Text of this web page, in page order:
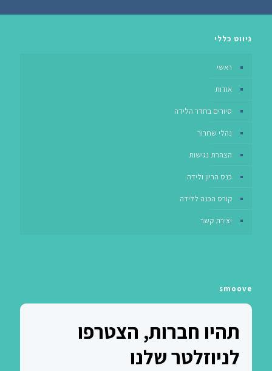
ניווט כללי
ראשי
אודות
סיורים בחדר הלידה
נהלי שחרור
הצהרת נגישות
כנס הריון ולידה
קורס הכנה ללידה
יצירת קשר
smoove